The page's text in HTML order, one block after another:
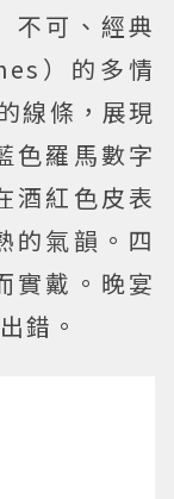
不可、經典
）的多情
線條，展現
色羅馬數字
酒紅色皮表
的氣韻。四
實戴。晚宴
錯。